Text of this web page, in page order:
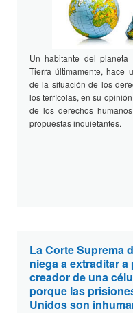
Un habitante del
Tierra últimamente, hace
de la situación de los
los terrícolas, en su
de los derechos
propuestas inquietantes.
La Corte Suprema
niega a extraditar a
creador de una
porque las
Unidos son